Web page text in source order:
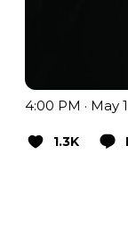
4:00 PM · May
1.3K